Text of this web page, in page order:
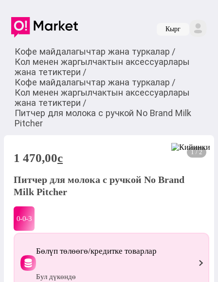
Кырг
Кофе майдалагычтар жана туркалар /
Кол менен жаргылчактын аксессуарлары
жана тетиктери /
Кофе майдалагычтар жана туркалар /
Кол менен жаргылчактын аксессуарлары
жана тетиктери /
Питчер для молока с ручкой No Brand Milk
Pitcher
1 / 2
1 470,00c
Питчер для молока с ручкой No Brand
Milk Pitcher
0-0-3
Бөлүп төлөөгө/кредитке товарлар
Бул дүкөндө